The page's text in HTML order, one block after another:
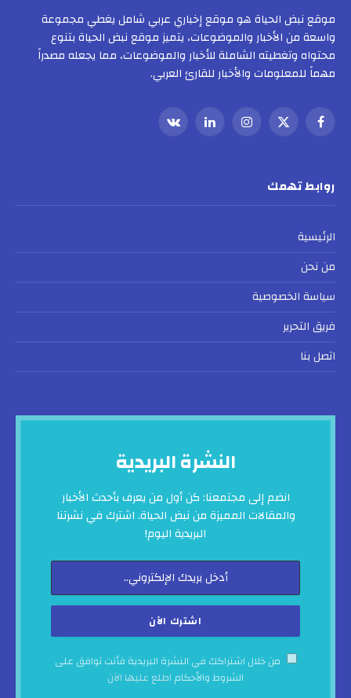
موقع نبض الحياة هو موقع إخباري عربي شامل يغطي مجموعة
واسعة من الأخبار والموضوعات، يتميز موقع نبض الحياة بتنوع
محتواه وتغطيته الشاملة للأخبار والموضوعات، مما يجعله مصدراً
مهماً للمعلومات والأخبار للقارئ العربي.
فيسبوك
X
الانستغراملينكدإنVKontakte
روابط تهمك
الرئيسية
من نحن
سياسة الخصوصية
فريق التحرير
اتصل بنا
النشرة البريدية
انضم إلى مجتمعنا: كن أول من يعرف بأحدث الأخبار
والمقالات المميزة من نبض الحياة. اشترك في نشرتنا
البريدية اليوم!
من خلال اشتراكك في النشرة البريدية فأنت توافق على
الشروط والأحكام اطلع عليها الآن